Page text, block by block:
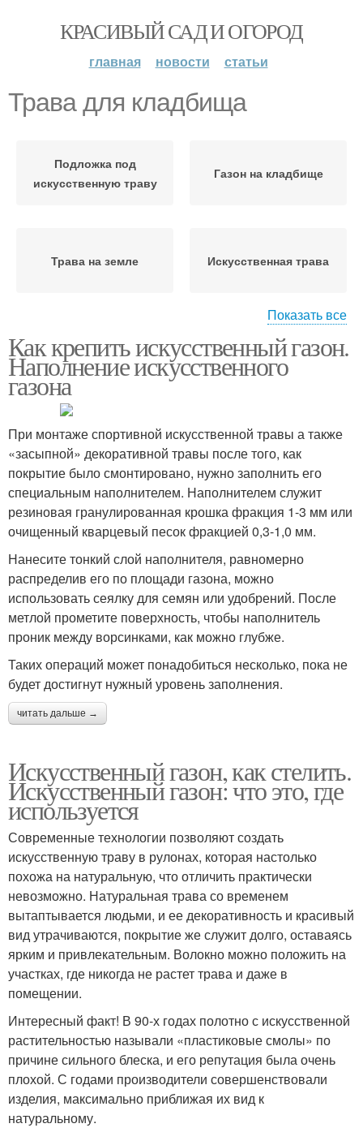
КРАСИВЫЙ САД И ОГОРОД
главная новости статьи
Трава для кладбища
Подложка под
искусственную траву
Газон на кладбище
Трава на земле Искусственная трава
Травы на бетон
Показать все
Как крепить искусственный газон.
Наполнение искусственного
газона
При монтаже спортивной искусственной травы а также
«засыпной» декоративной травы после того, как
покрытие было смонтировано, нужно заполнить его
специальным наполнителем. Наполнителем служит
резиновая гранулированная крошка фракция 1-3 мм или
очищенный кварцевый песок фракцией 0,3-1,0 мм.
Нанесите тонкий слой наполнителя, равномерно
распределив его по площади газона, можно
использовать сеялку для семян или удобрений. После
метлой прометите поверхность, чтобы наполнитель
проник между ворсинками, как можно глубже.
Таких операций может понадобиться несколько, пока не
будет достигнут нужный уровень заполнения.
читать дальше →
Искусственный газон, как стелить.
Искусственный газон: что это, где
используется
Современные технологии позволяют создать
искусственную траву в рулонах, которая настолько
похожа на натуральную, что отличить практически
невозможно. Натуральная трава со временем
вытаптывается людьми, и ее декоративность и красивый
вид утрачиваются, покрытие же служит долго, оставаясь
ярким и привлекательным. Волокно можно положить на
участках, где никогда не растет трава и даже в
помещении.
Интересный факт! В 90-х годах полотно с искусственной
растительностью называли «пластиковые смолы» по
причине сильного блеска, и его репутация была очень
плохой. С годами производители совершенствовали
изделия, максимально приближая их вид к
натуральному.